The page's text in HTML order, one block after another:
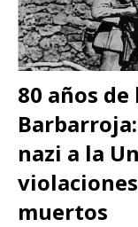
80 años
nazi a la
muertos